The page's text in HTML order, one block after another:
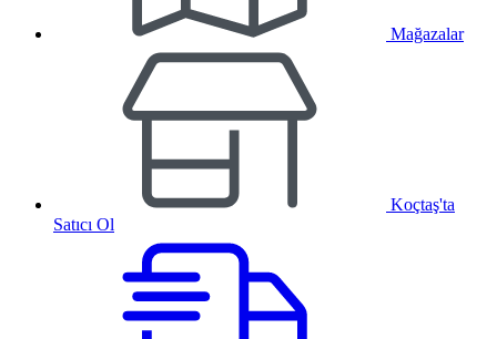
Mağazalar
Koçtaş'ta
Satıcı Ol